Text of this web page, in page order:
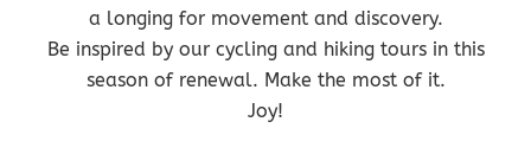
a longing for movement and discovery.
Be inspired by our cycling and hiking tours in this
season of renewal. Make the most of it.
Joy!